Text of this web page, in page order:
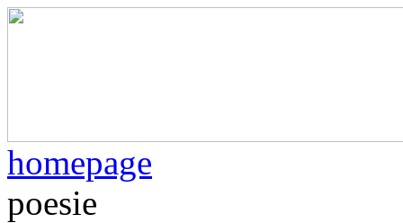
homepage
poesie